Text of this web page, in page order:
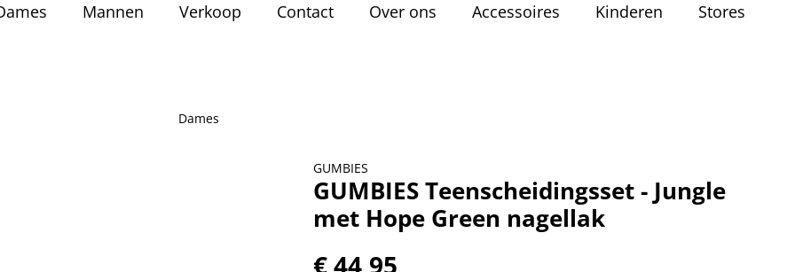
Mannen Verkoop Contact Over ons Accessoires Kinderen Stores
Dames
GUMBIES
GUMBIES Teenscheidingsset - Jungle
met Hope Green nagellak
€ 44,95